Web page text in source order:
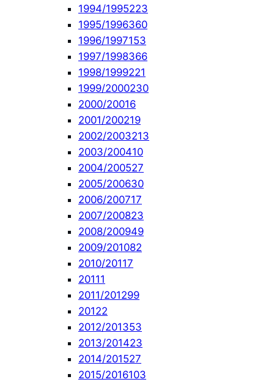
1994/1995223
1995/1996360
1996/1997153
1997/1998366
1998/1999221
1999/2000230
2000/20016
2001/200219
2002/2003213
2003/200410
2004/200527
2005/200630
2006/200717
2007/200823
2008/200949
2009/201082
2010/20117
20111
2011/201299
20122
2012/201353
2013/201423
2014/201527
2015/2016103